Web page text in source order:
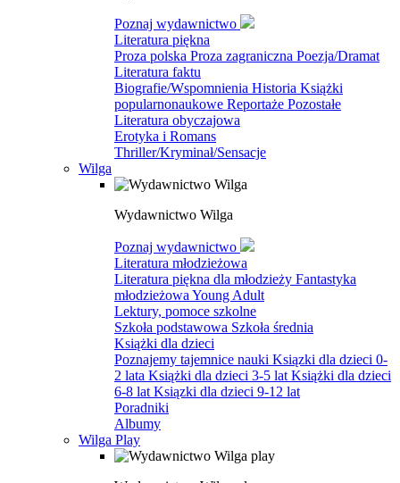
Poznaj wydawnictwo
Literatura piękna
Proza polska Proza zagraniczna Poezja/Dramat
Literatura faktu
Biografie/Wspomnienia Historia Książki
popularnonaukowe Reportaże Pozostałe
Literatura obyczajowa
Erotyka i Romans
Thriller/Kryminał/Sensacje
Wilga
Wydawnictwo Wilga
Poznaj wydawnictwo
Literatura młodzieżowa
Literatura piękna dla młodzieży Fantastyka
młodzieżowa Young Adult
Lektury, pomoce szkolne
Szkoła podstawowa Szkoła średnia
Książki dla dzieci
Poznajemy tajemnice nauki Ksiązki dla dzieci 0-
2 lata Książki dla dzieci 3-5 lat Książki dla dzieci
6-8 lat Ksiązki dla dzieci 9-12 lat
Poradniki
Albumy
Wilga Play